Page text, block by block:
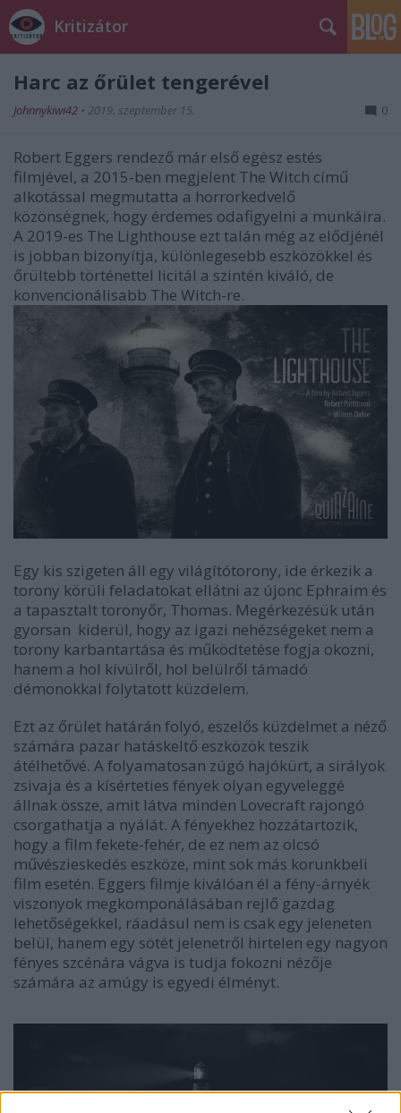
Kritizátor
Harc az őrület tengerével
Johnnykiwi42 • 2019. szeptember 15. 0
Robert Eggers rendező már első egėsz estés
filmjével, a 2015-ben megjelent The Witch című
alkotással megmutatta a horrorkedvelő
közönsėgnek, hogy érdemes odafigyelni a munkáira.
A 2019-es The Lighthouse ezt talán még az elődjénél
is jobban bizonyítja, különlegesebb eszközökkel és
őrültebb történettel licitál a szintén kiváló, de
konvencionálisabb The Witch-re.
Egy kis szigeten áll egy világítótorony, ide érkezik a
torony körüli feladatokat ellátni az újonc Ephraim és
a tapasztalt toronyőr, Thomas. Megérkezésük után
gyorsan kiderül, hogy az igazi nehézségeket nem a
torony karbantartása és működtetése fogja okozni,
hanem a hol kívülről, hol belülről támadó
démonokkal folytatott küzdelem.
Ezt az őrület határán folyó, eszelős küzdelmet a néző
számára pazar hatáskeltő eszközök teszik
átélhetővé. A folyamatosan zúgó hajókürt, a sirályok
zsivaja és a kísérteties fények olyan egyveleggé
állnak össze, amit látva minden Lovecraft rajongó
csorgathatja a nyálát. A fényekhez hozzátartozik,
hogy a film fekete-fehér, de ez nem az olcsó
művészieskedés eszköze, mint sok más korunkbeli
film esetén. Eggers filmje kiválóan él a fény-árnyék
viszonyok megkomponálásában rejlő gazdag
lehetőségekkel, ráadásul nem is csak egy jeleneten
belül, hanem egy sötét jelenetről hirtelen egy nagyon
fényes szcénára vágva is tudja fokozni nézője
számára az amúgy is egyedi élményt.